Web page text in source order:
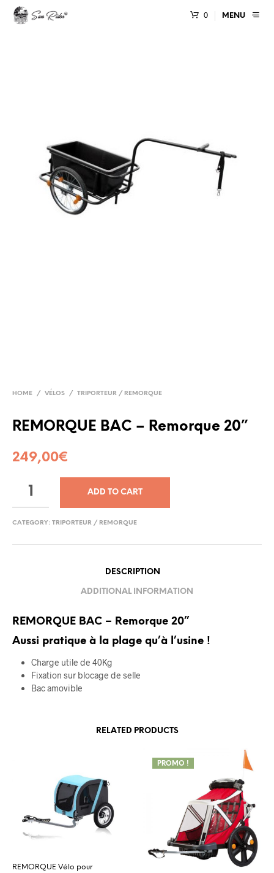
0 MENU
HOME / VÉLOS / TRIPORTEUR / REMORQUE
REMORQUE BAC – Remorque 20”
249,00€
ADD TO CART
CATEGORY: TRIPORTEUR / REMORQUE
DESCRIPTION
ADDITIONAL INFORMATION
REMORQUE BAC – Remorque 20”
Aussi pratique à la plage qu’à l’usine !
Charge utile de 40Kg
Fixation sur blocage de selle
Bac amovible
RELATED PRODUCTS
REMORQUE Vélo pour
PROMO !